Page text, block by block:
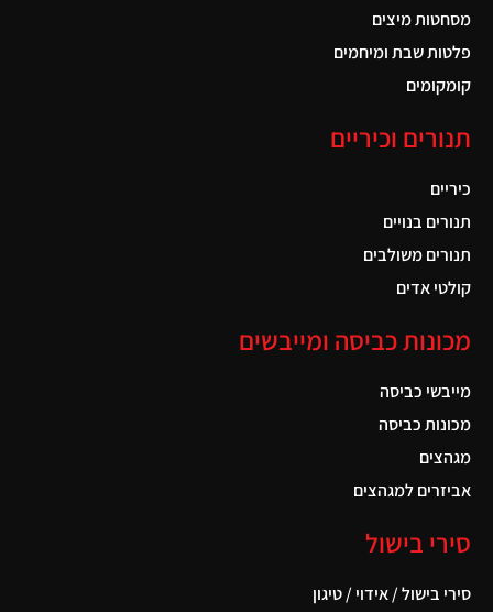
מסחטות מיצים
פלטות שבת ומיחמים
קומקומים
תנורים וכיריים
כיריים
תנורים בנויים
תנורים משולבים
קולטי אדים
מכונות כביסה ומייבשים
מייבשי כביסה
מכונות כביסה
מגהצים
אביזרים למגהצים
סירי בישול
סירי בישול / אידוי / טיגון